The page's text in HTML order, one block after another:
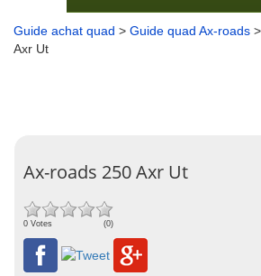
Guide achat quad > Guide quad Ax-roads
Axr Ut
Ax-roads 250 Axr Ut
0 Votes (0)